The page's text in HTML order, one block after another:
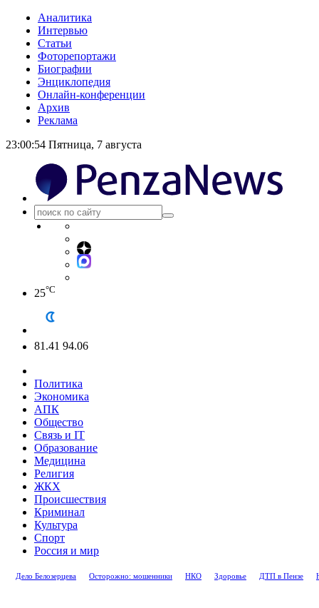
Аналитика
Интервью
Статьи
Фоторепортажи
Биографии
Энциклопедия
Онлайн-конференции
Архив
Реклама
23:00:55 Пятница, 7 августа
25°C
81.41 94.06
Политика
Экономика
АПК
Общество
Связь и IT
Образование
Медицина
Религия
ЖКХ
Происшествия
Криминал
Культура
Спорт
Россия и мир
Дело Белозерцева Осторожно: мошенники НКО Здоровье ДТП в Пензе